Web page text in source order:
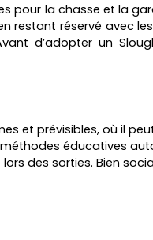
pour la chasse et la
réservé avec
d’adopter un
et prévisibles, où il
éducatives
des sorties. Bien